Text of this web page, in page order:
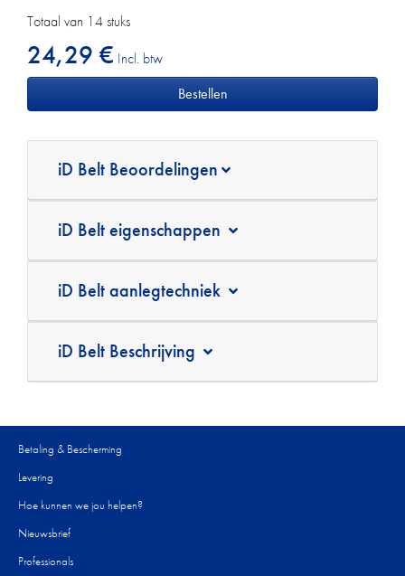
Totaal van 14 stuks
24,29 € Incl. btw
iD Belt Beoordelingen
iD Belt eigenschappen
iD Belt aanlegtechniek
iD Belt Beschrijving
Betaling & Bescherming
Levering
Hoe kunnen we jou helpen?
Nieuwsbrief
Professionals